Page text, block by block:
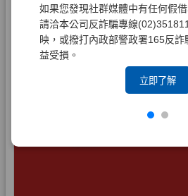
如果您發現社群媒體中有任何假
請洽本公司反詐騙專線
映，或撥打內政部警政署165反
益受損。
立即了解